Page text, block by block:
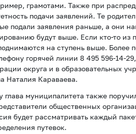
грамотами. Также при
подачи заявлений. Те
подали заявления раньше, а они
будут выше. Если кто-то из
на ступень выше. Более
горячей линии 8 495 596-14-
округа и в образовательных
Наталия Караваева.
глава муниципалитета также
общественных
будет рассматривать каждый
путевок.